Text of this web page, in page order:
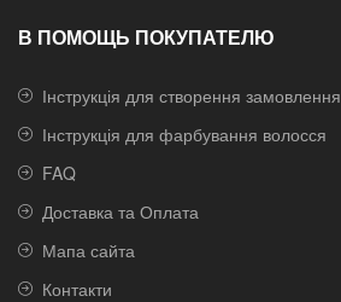
В ПОМОЩЬ ПОКУПАТЕЛЮ
Інструкція для створення замовлення
Інструкція для фарбування волосся
FAQ
Доставка та Оплата
Мапа сайта
Контакти